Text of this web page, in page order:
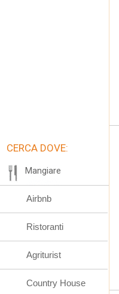
CERCA DOVE:
Mangiare
Airbnb
Ristoranti
Agriturist
Country House